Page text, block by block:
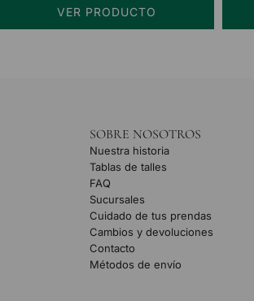
VER PRODUCTO
SOBRE NOSOTROS
Nuestra historia
Tablas de talles
FAQ
Sucursales
Cuidado de tus prendas
Cambios y devoluciones
Contacto
Métodos de envío